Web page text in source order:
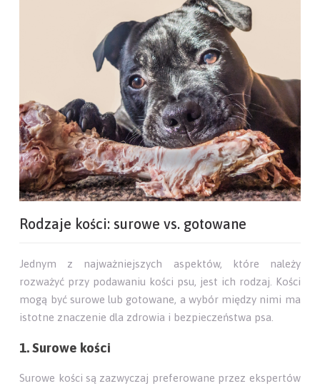
Rodzaje kości: surowe vs. gotowane
Jednym z najważniejszych aspektów, które należy
rozważyć przy podawaniu kości psu, jest ich rodzaj. Kości
mogą być surowe lub gotowane, a wybór między nimi ma
istotne znaczenie dla zdrowia i bezpieczeństwa psa.
1. Surowe kości
Surowe kości są zazwyczaj preferowane przez ekspertów